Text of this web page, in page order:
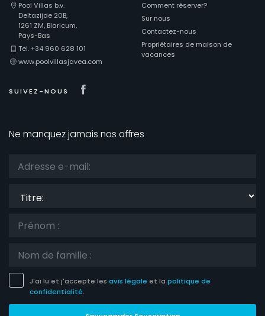
Pool Villas b.v.
Deltazijde 20B,
1261 ZM, Blaricum,
Pays-Bas
Tel. +34 960 628 101
www.poolvillasjavea.com
SUIVEZ-NOUS
Comment réserver?
Sur nous
Contactez-nous
Propriétaires de maison de
vacances
Ne manquez jamais nos offres
J'ai lu et j'accepte les avis légale et la politique de
confidentialité.